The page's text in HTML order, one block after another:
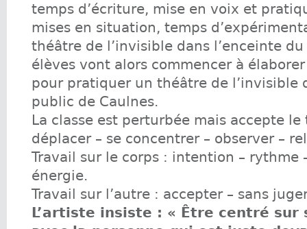
temps d’écriture, mise en voix et
mises en situation, temps
théâtre de l’invisible dans l’enceinte du
élèves vont alors commencer à
pour pratiquer un théâtre de l’invisible
public de Caulnes.
La classe est perturbée mais accepte
déplacer – se concentrer – observer –
Travail sur le corps : intention – rythme
énergie.
Travail sur l’autre : accepter – sans
L’artiste insiste : « Être centré sur